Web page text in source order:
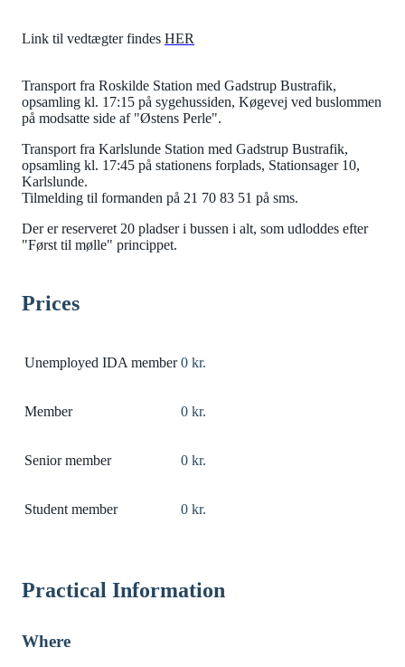
Link til vedtægter findes HER
Transport fra Roskilde Station med Gadstrup Bustrafik,
opsamling kl. 17:15 på sygehussiden, Køgevej ved buslommen
på modsatte side af "Østens Perle".
Transport fra Karlslunde Station med Gadstrup Bustrafik,
opsamling kl. 17:45 på stationens forplads, Stationsager 10,
Karlslunde.
Tilmelding til formanden på 21 70 83 51 på sms.
Der er reserveret 20 pladser i bussen i alt, som udloddes efter
"Først til mølle" princippet.
Prices
Unemployed IDA member 0 kr.
Member 0 kr.
Senior member 0 kr.
Student member 0 kr.
Practical Information
Where